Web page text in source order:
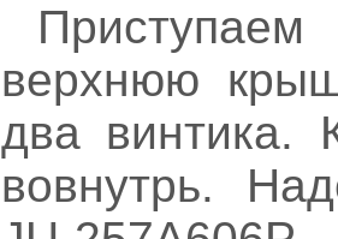
верхнюю
два винтика.
вовнутрь.